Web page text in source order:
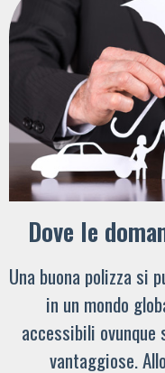
Dove le
Una buona polizza si
in un mondo
accessibili ovunque
vantaggiose.